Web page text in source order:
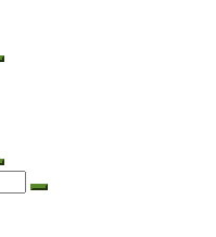
Suche